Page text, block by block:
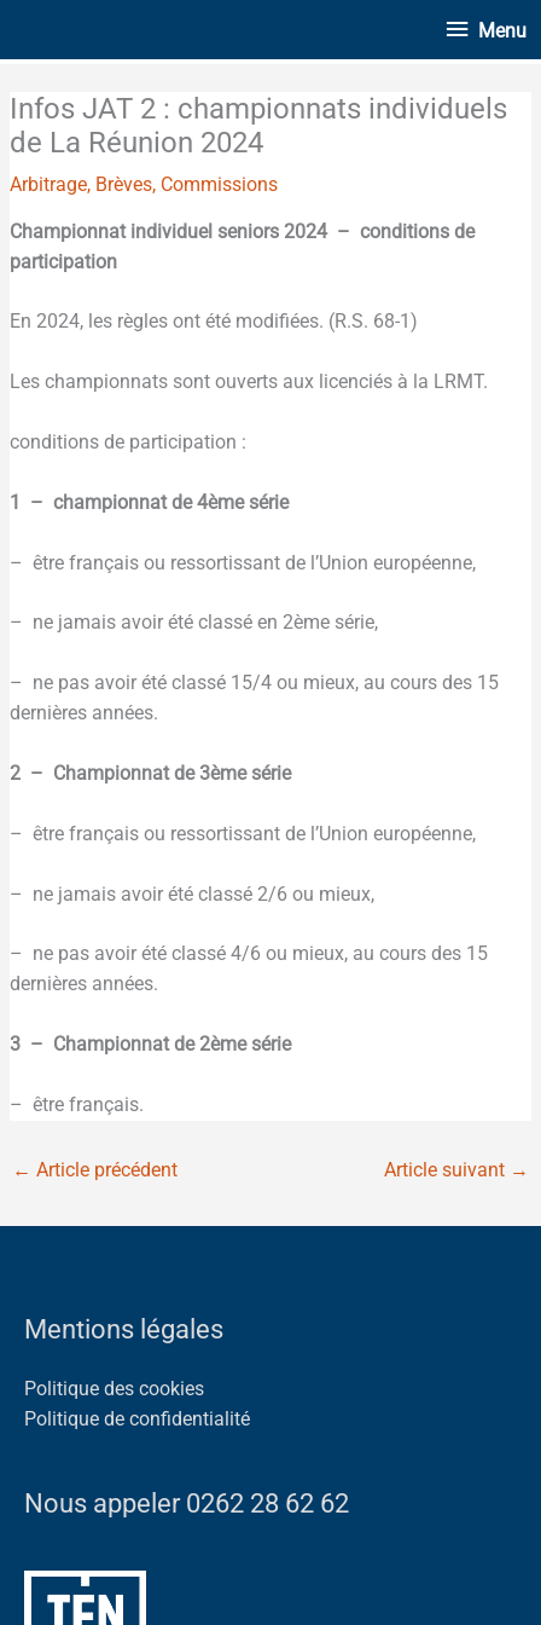
Menu
Menu
Infos JAT 2 : championnats individuels
de La Réunion 2024
Arbitrage, Brèves, Commissions
Championnat individuel seniors 2024 – conditions de
participation
En 2024, les règles ont été modifiées. (R.S. 68-1)
Les championnats sont ouverts aux licenciés à la LRMT.
conditions de participation :
1 – championnat de 4ème série
– être français ou ressortissant de l’Union européenne,
– ne jamais avoir été classé en 2ème série,
– ne pas avoir été classé 15/4 ou mieux, au cours des 15
dernières années.
2 – Championnat de 3ème série
– être français ou ressortissant de l’Union européenne,
– ne jamais avoir été classé 2/6 ou mieux,
– ne pas avoir été classé 4/6 ou mieux, au cours des 15
dernières années.
3 – Championnat de 2ème série
– être français.
← Article précédent Article suivant →
Mentions légales
Politique des cookies
Politique de confidentialité
Nous appeler 0262 28 62 62